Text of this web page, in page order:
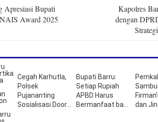
Apresiasi Bupati
Award 2025
Kapolres
dengan
Cegah Karhutla,
Polsek
Pujananting
Sosialisasi Door
Bupati Barru:
Setiap Rupiah
APBD Harus
Bermanfaat bagi
dan